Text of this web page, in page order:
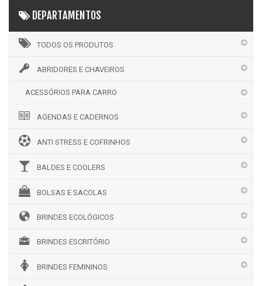
DEPARTAMENTOS
TODOS OS PRODUTOS
ABRIDORES E CHAVEIROS
ACESSÓRIOS PARA CARRO
AGENDAS E CADERNOS
ANTI STRESS E COFRINHOS
BALDES E COOLERS
BOLSAS E SACOLAS
BRINDES ECOLÓGICOS
BRINDES ESCRITÓRIO
BRINDES FEMININOS